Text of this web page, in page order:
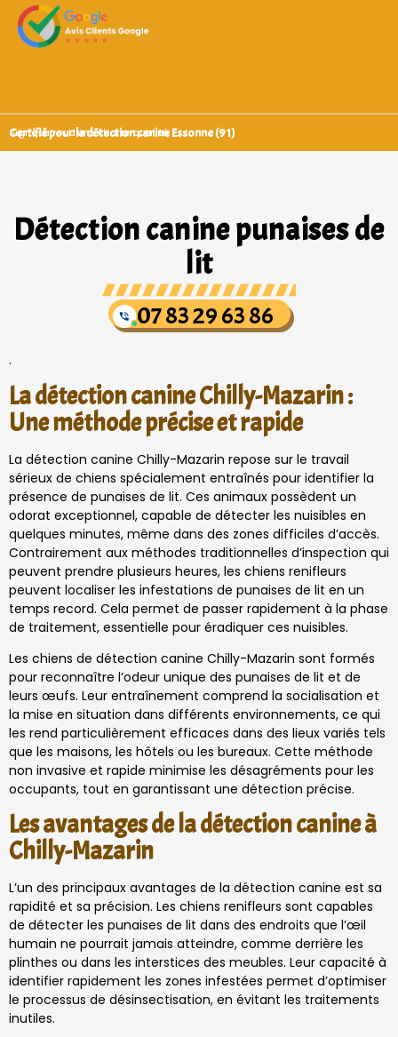
Certifié pour la détection canine Essonne (91)
Signataires d’une charte qualité
Détection canine punaises de
lit
07 83 29 63 86
.
La détection canine Chilly-Mazarin :
Une méthode précise et rapide
La détection canine Chilly-Mazarin repose sur le travail
sérieux de chiens spécialement entraînés pour identifier la
présence de punaises de lit. Ces animaux possèdent un
odorat exceptionnel, capable de détecter les nuisibles en
quelques minutes, même dans des zones difficiles d’accès.
Contrairement aux méthodes traditionnelles d’inspection qui
peuvent prendre plusieurs heures, les chiens renifleurs
peuvent localiser les infestations de punaises de lit en un
temps record. Cela permet de passer rapidement à la phase
de traitement, essentielle pour éradiquer ces nuisibles.
Les chiens de détection canine Chilly-Mazarin sont formés
pour reconnaître l’odeur unique des punaises de lit et de
leurs œufs. Leur entraînement comprend la socialisation et
la mise en situation dans différents environnements, ce qui
les rend particulièrement efficaces dans des lieux variés tels
que les maisons, les hôtels ou les bureaux. Cette méthode
non invasive et rapide minimise les désagréments pour les
occupants, tout en garantissant une détection précise.
Les avantages de la détection canine à
Chilly-Mazarin
L’un des principaux avantages de la détection canine est sa
rapidité et sa précision. Les chiens renifleurs sont capables
de détecter les punaises de lit dans des endroits que l’œil
humain ne pourrait jamais atteindre, comme derrière les
plinthes ou dans les interstices des meubles. Leur capacité à
identifier rapidement les zones infestées permet d’optimiser
le processus de désinsectisation, en évitant les traitements
inutiles.